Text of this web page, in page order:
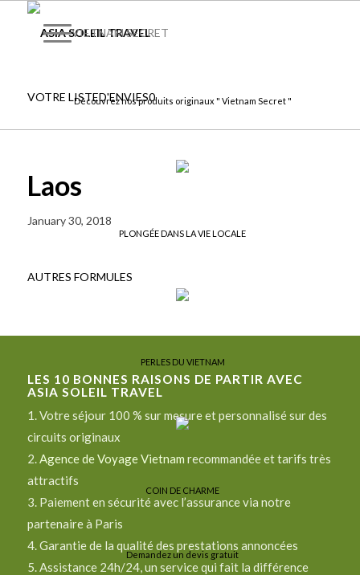
VIETNAM SECRET
Découvrez nos produits originaux " Vietnam Secret "
PLONGÉE DANS LA VIE LOCALE
PERLES DU VIETNAM
COIN DE CHARME
Demandez un devis gratuit
VOTRE LISTED'ENVIES0
Laos
January 30, 2018
AUTRES FORMULES
LES 10 BONNES RAISONS DE PARTIR AVEC
ASIA SOLEIL TRAVEL
1. Votre séjour 100 % sur mesure et personnalisé sur des
circuits originaux
2.Agence de Voyage Vietnam recommandée et tarifs très
attractifs
3. Paiement en sécurité avec l’assurance via notre
partenaire à Paris
4. Garantie de la qualité des prestations annoncées
5. Assistance 24h/24, un service qui fait la différence